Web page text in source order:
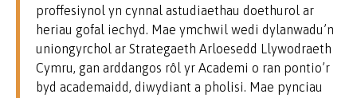
proffesiynol yn cynnal astudiaethau doethurol ar
heriau gofal iechyd. Mae ymchwil wedi dylanwadu’n
uniongyrchol ar Strategaeth Arloesedd Llywodraeth
Cymru, gan arddangos rôl yr Academi o ran pontio’r
byd academaidd, diwydiant a pholisi. Mae pynciau